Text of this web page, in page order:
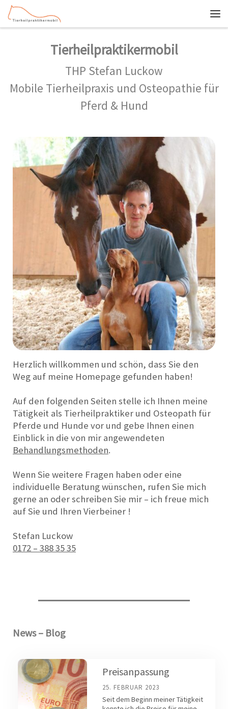
Zum Inhalt springen
Tierheilpraktikermobil
THP Stefan Luckow
Mobile Tierheilpraxis und Osteopathie für
Pferd & Hund
Herzlich willkommen und schön, dass Sie den
Weg auf meine Homepage gefunden haben!
Auf den folgenden Seiten stelle ich Ihnen meine
Tätigkeit als Tierheilpraktiker und Osteopath für
Pferde und Hunde vor und gebe Ihnen einen
Einblick in die von mir angewendeten
Behandlungsmethoden.
Wenn Sie weitere Fragen haben oder eine
individuelle Beratung wünschen, rufen Sie mich
gerne an oder schreiben Sie mir – ich freue mich
auf Sie und Ihren Vierbeiner !
Stefan Luckow
0172 – 388 35 35
News – Blog
Preisanpassung
25. FEBRUAR 2023
Seit dem Beginn meiner Tätigkeit